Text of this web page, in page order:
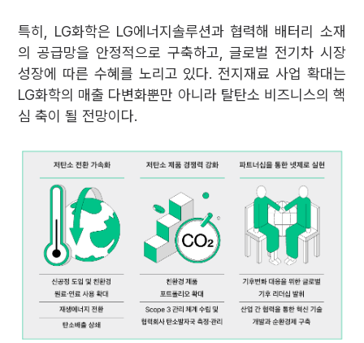
특히, LG화학은 LG에너지솔루션과 협력해 배터리 소재
의 공급망을 안정적으로 구축하고, 글로벌 전기차 시장
성장에 따른 수혜를 노리고 있다. 전지재료 사업 확대는
LG화학의 매출 다변화뿐만 아니라 탈탄소 비즈니스의 핵
심 축이 될 전망이다.